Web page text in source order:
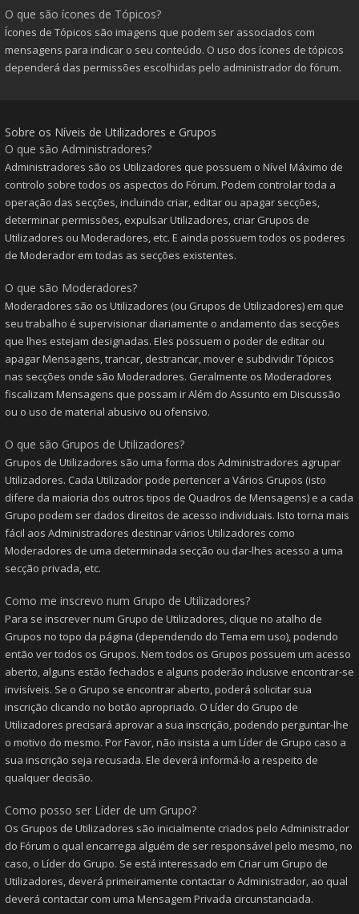
O que são ícones de Tópicos?
Ícones de Tópicos são imagens que podem ser associados com
mensagens para indicar o seu conteúdo. O uso dos ícones de tópicos
dependerá das permissões escolhidas pelo administrador do fórum.
Sobre os Níveis de Utilizadores e Grupos
O que são Administradores?
Administradores são os Utilizadores que possuem o Nível Máximo de
controlo sobre todos os aspectos do Fórum. Podem controlar toda a
operação das secções, incluindo criar, editar ou apagar secções,
determinar permissões, expulsar Utilizadores, criar Grupos de
Utilizadores ou Moderadores, etc. E ainda possuem todos os poderes
de Moderador em todas as secções existentes.
O que são Moderadores?
Moderadores são os Utilizadores (ou Grupos de Utilizadores) em que
seu trabalho é supervisionar diariamente o andamento das secções
que lhes estejam designadas. Eles possuem o poder de editar ou
apagar Mensagens, trancar, destrancar, mover e subdividir Tópicos
nas secções onde são Moderadores. Geralmente os Moderadores
fiscalizam Mensagens que possam ir Além do Assunto em Discussão
ou o uso de material abusivo ou ofensivo.
O que são Grupos de Utilizadores?
Grupos de Utilizadores são uma forma dos Administradores agrupar
Utilizadores. Cada Utilizador pode pertencer a Vários Grupos (isto
difere da maioria dos outros tipos de Quadros de Mensagens) e a cada
Grupo podem ser dados direitos de acesso individuais. Isto torna mais
fácil aos Administradores destinar vários Utilizadores como
Moderadores de uma determinada secção ou dar-lhes acesso a uma
secção privada, etc.
Como me inscrevo num Grupo de Utilizadores?
Para se inscrever num Grupo de Utilizadores, clique no atalho de
Grupos no topo da página (dependendo do Tema em uso), podendo
então ver todos os Grupos. Nem todos os Grupos possuem um acesso
aberto, alguns estão fechados e alguns poderão inclusive encontrar-se
invisíveis. Se o Grupo se encontrar aberto, poderá solicitar sua
inscrição clicando no botão apropriado. O Líder do Grupo de
Utilizadores precisará aprovar a sua inscrição, podendo perguntar-lhe
o motivo do mesmo. Por Favor, não insista a um Líder de Grupo caso a
sua inscrição seja recusada. Ele deverá informá-lo a respeito de
qualquer decisão.
Como posso ser Líder de um Grupo?
Os Grupos de Utilizadores são inicialmente criados pelo Administrador
do Fórum o qual encarrega alguém de ser responsável pelo mesmo, no
caso, o Líder do Grupo. Se está interessado em Criar um Grupo de
Utilizadores, deverá primeiramente contactar o Administrador, ao qual
deverá contactar com uma Mensagem Privada circunstanciada.